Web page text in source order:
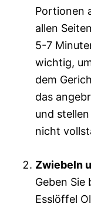
Portionen
allen
5-7
wichtig,
dem
das
und
nicht
Zwiebeln
Geben Sie
Esslöffel